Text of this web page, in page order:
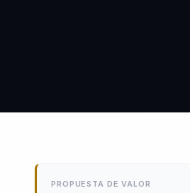
PROPUESTA DE VALOR